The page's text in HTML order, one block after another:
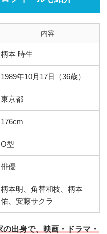
内容
柄本 時生
1989年10月17日（36歳）
東京都
176cm
O型
俳優
柄本明、角替和枝、柄本
佑、安藤サクラ
出身で、映画・ドラマ・